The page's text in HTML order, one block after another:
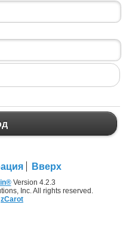
Вверх
Version 4.2.3
Inc. All rights reserved.
zCarot